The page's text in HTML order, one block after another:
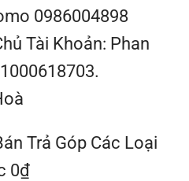
0986004898
Tài Khoản: Phan
Trả Góp Các Loại
0₫